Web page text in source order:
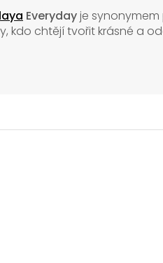
Everydayje synonymem
kdo chtějí tvořit krásné a